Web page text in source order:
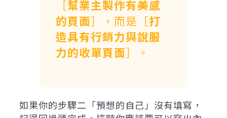
［幫業主製作有美感
的頁面］，而是［打
造具有行銷力與說服
力的收單頁面］。
如果你的步驟二「預想的自己」沒有填寫，